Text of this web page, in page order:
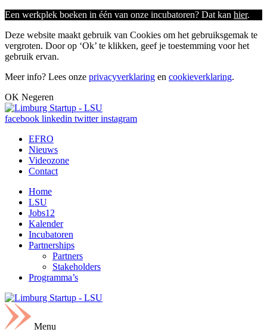
Een werkplek boeken in één van onze incubatoren? Dat kan hier.
Deze website maakt gebruik van Cookies om het gebruiksgemak te
vergroten. Door op ‘Ok’ te klikken, geef je toestemming voor het
gebruik ervan.
Meer info? Lees onze privacyverklaring en cookieverklaring.
OK Negeren
facebook linkedin twitterinstagram
EFRO
Nieuws
Videozone
Contact
Home
LSU
Jobs12
Kalender
Incubatoren
Partnerships
Partners
Stakeholders
Programma’s
Menu